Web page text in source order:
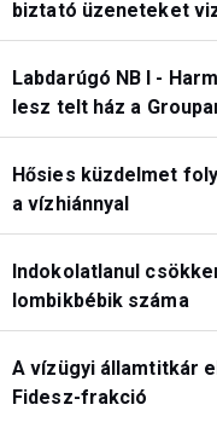
biztató üzeneteket
Labdarúgó NB I -
lesz telt ház a
Hősies küzdelmet
a vízhiánnyal
Indokolatlanul
lombikbébik száma
A vízügyi államtitkár
Fidesz-frakció